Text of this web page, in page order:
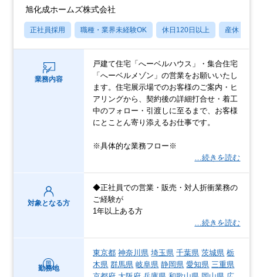
旭化成ホームズ株式会社
正社員採用 職種・業界未経験OK 休日120日以上 産休・育休
業務内容
戸建て住宅「へーベルハウス」・集合住宅
「へーベルメゾン」の営業をお願いいたし
ます。住宅展示場でのお客様のご案内・ヒ
アリングから、契約後の詳細打合せ・着工
中のフォロー・引渡しに至るまで、お客様
にとことん寄り添えるお仕事です。
※具体的な業務フロー※
…続きを読む
対象となる方
◆正社員での営業・販売・対人折衝業務の
ご経験が
1年以上ある方
…続きを読む
勤務地
東京都 神奈川県 埼玉県 千葉県 茨城県 栃
木県 群馬県 岐阜県 静岡県 愛知県 三重県